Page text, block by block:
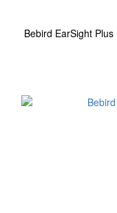
Bebird EarSight